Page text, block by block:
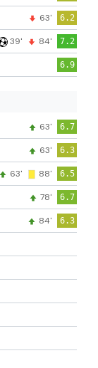
63' 6.2
39' 84' 7.2
6.9
63' 6.7
63' 6.3
63' 88' 6.5
78' 6.7
84' 6.3